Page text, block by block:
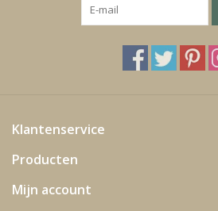
Klantenservice
Producten
Mijn account